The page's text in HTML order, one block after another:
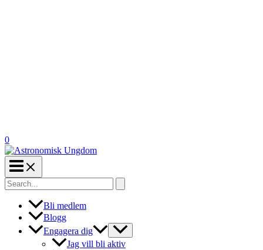
0
Search
for:
Bli medlem
Blogg
Engagera dig
Jag vill bli aktiv